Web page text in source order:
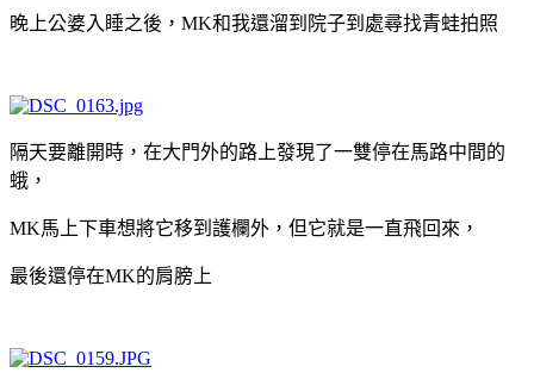
晚上公婆入睡之後，MK和我還溜到院子到處尋找青蛙拍照
隔天要離開時，在大門外的路上發現了一雙停在馬路中間的
蛾，
MK馬上下車想將它移到護欄外，但它就是一直飛回來，
最後還停在MK的肩膀上